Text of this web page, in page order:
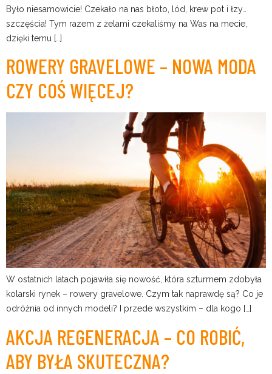
Było niesamowicie! Czekało na nas błoto, lód, krew pot i łzy…
szczęścia! Tym razem z żelami czekaliśmy na Was na mecie,
dzięki temu […]
ROWERY GRAVELOWE – NOWA MODA
CZY COŚ WIĘCEJ?
W ostatnich latach pojawiła się nowość, która szturmem zdobyła
kolarski rynek – rowery gravelowe. Czym tak naprawdę są? Co je
odróżnia od innych modeli? I przede wszystkim – dla kogo […]
AKCJA REGENERACJA – CO ROBIĆ,
ABY BYŁA SKUTECZNA?